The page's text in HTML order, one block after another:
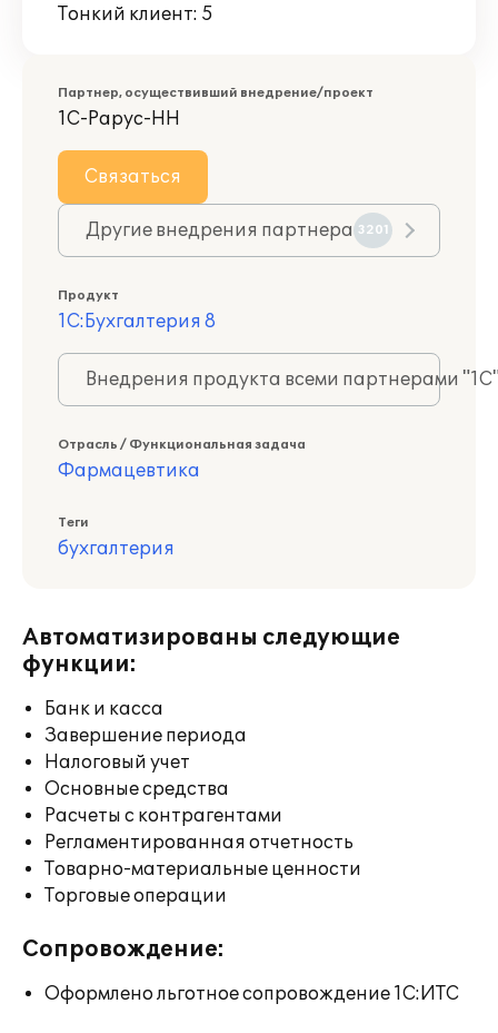
Тонкий клиент: 5
Партнер, осуществивший внедрение/проект
1С-Рарус-НН
Связаться
Другие внедрения партнера 3201
Продукт
1С:Бухгалтерия 8
Внедрения продукта всеми партнерами
Отрасль / Функциональная задача
Фармацевтика
Теги
бухгалтерия
Автоматизированы следующие
функции:
Банк и касса
Завершение периода
Налоговый учет
Основные средства
Расчеты с контрагентами
Регламентированная отчетность
Товарно-материальные ценности
Торговые операции
Сопровождение:
Оформлено льготное сопровождение 1С:ИТС